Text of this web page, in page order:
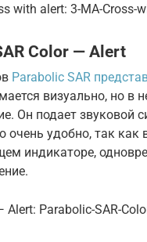
with alert: 3-MA-Cross-
Color — Alert
Parabolic SAR
визуально, но в
Он подает звуковой
очень удобно, так
индикаторе,
Parabolic-SAR-